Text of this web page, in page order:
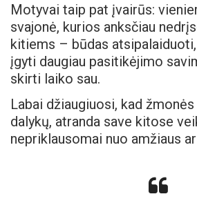
Motyvai taip pat įvairūs:
svajonė, kurios anksčiau
kitiems – būdas
įgyti daugiau pasitikėjimo
skirti laiko sau.
Labai džiaugiuosi, kad
dalykų, atranda save kitose
nepriklausomai nuo amžiaus